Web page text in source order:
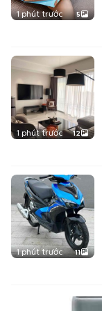
1 phút trước 5
1 phút trước 12
1 phút trước 11